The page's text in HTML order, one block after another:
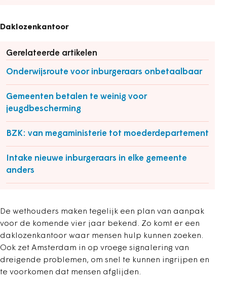
Daklozenkantoor
Gerelateerde artikelen
Onderwijsroute voor inburgeraars onbetaalbaar
Gemeenten betalen te weinig voor
jeugdbescherming
BZK: van megaministerie tot moederdepartement
Intake nieuwe inburgeraars in elke gemeente
anders
De wethouders maken tegelijk een plan van aanpak
voor de komende vier jaar bekend. Zo komt er een
daklozenkantoor waar mensen hulp kunnen zoeken.
Ook zet Amsterdam in op vroege signalering van
dreigende problemen, om snel te kunnen ingrijpen en
te voorkomen dat mensen afglijden.